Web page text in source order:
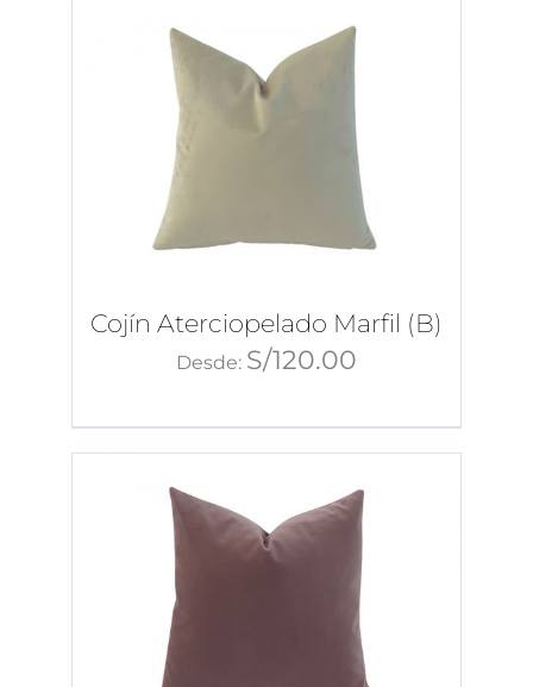
Cojín Aterciopelado Marfil (B)
Desde: S/120.00